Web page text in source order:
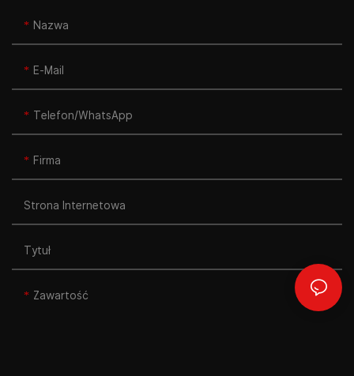
Nazwa
E-Mail
Telefon/WhatsApp
Firma
Strona Internetowa
Tytuł
Zawartość